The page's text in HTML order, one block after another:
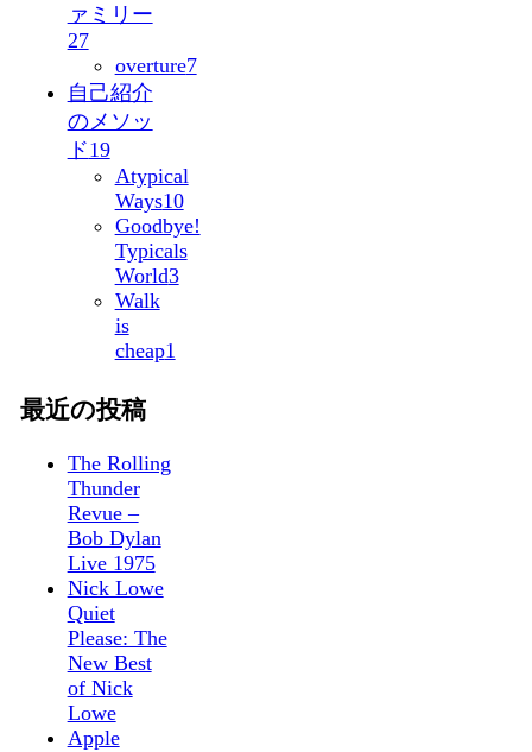
ァミリー
27
overture7
自己紹介
のメソッ
ド19
Atypical
Ways10
Goodbye!
Typicals
World3
Walk
is
cheap1
最近の投稿
The Rolling
Thunder
Revue –
Bob Dylan
Live 1975
Nick Lowe
Quiet
Please: The
New Best
of Nick
Lowe
Apple